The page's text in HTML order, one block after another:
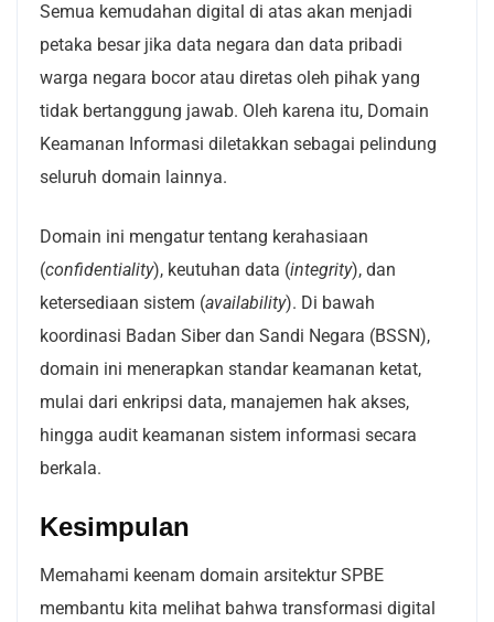
Semua kemudahan digital di atas akan menjadi
petaka besar jika data negara dan data pribadi
warga negara bocor atau diretas oleh pihak yang
tidak bertanggung jawab. Oleh karena itu, Domain
Keamanan Informasi diletakkan sebagai pelindung
seluruh domain lainnya.
Domain ini mengatur tentang kerahasiaan
(confidentiality), keutuhan data (integrity), dan
ketersediaan sistem (availability). Di bawah
koordinasi Badan Siber dan Sandi Negara (BSSN),
domain ini menerapkan standar keamanan ketat,
mulai dari enkripsi data, manajemen hak akses,
hingga audit keamanan sistem informasi secara
berkala.
Kesimpulan
Memahami keenam domain arsitektur SPBE
membantu kita melihat bahwa transformasi digital